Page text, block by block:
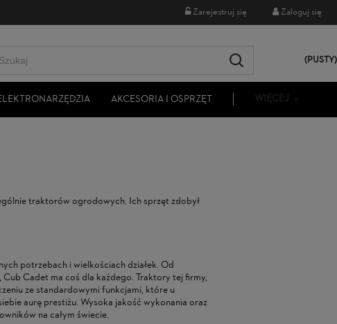
Zarejestruj się Zaloguj się
(PUSTY)
AKCESORIA I OSPRZĘT WIĘCEJ
traktorów ogrodowych. Ich sprzęt zdobył
potrzebach i wielkościach działek. Od
Cadet ma coś dla każdego. Traktory tej firmy,
ze standardowymi funkcjami, które u
aurę prestiżu. Wysoka jakość wykonania oraz
na całym świecie.